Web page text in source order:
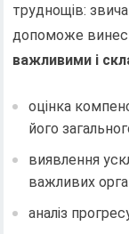
труднощів:
допоможе
важливими і
оцінка
його
виявлення
важливих
аналіз